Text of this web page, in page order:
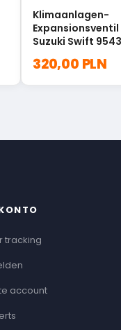
Klimaanlagen-
Expansionsventil
Suzuki Swift
320,00 PLN
tracking
account